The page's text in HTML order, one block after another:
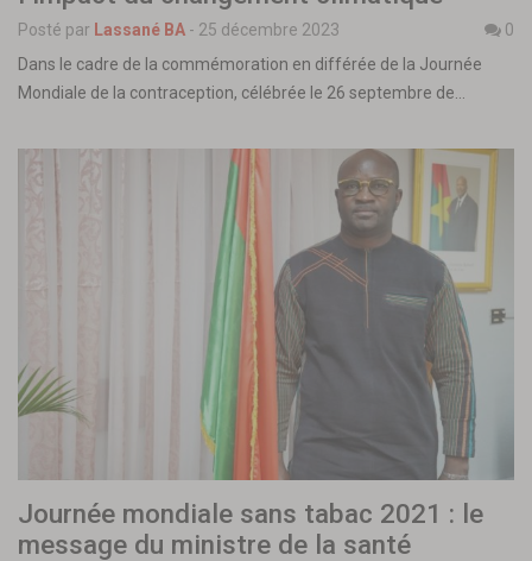
Posté par Lassané BA - 25 décembre 2023
0
Dans le cadre de la commémoration en différée de la Journée
Mondiale de la contraception, célébrée le 26 septembre de…
Journée mondiale sans tabac 2021 : le
message du ministre de la santé